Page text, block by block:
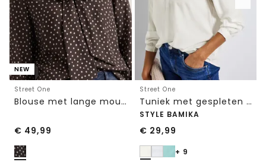
NEW
Street One
Blouse met lange mouwen en strikdetail
€ 49,99
Street One
Tuniek met gespleten hals
STYLE BAMIKA
€ 29,99
+ 9